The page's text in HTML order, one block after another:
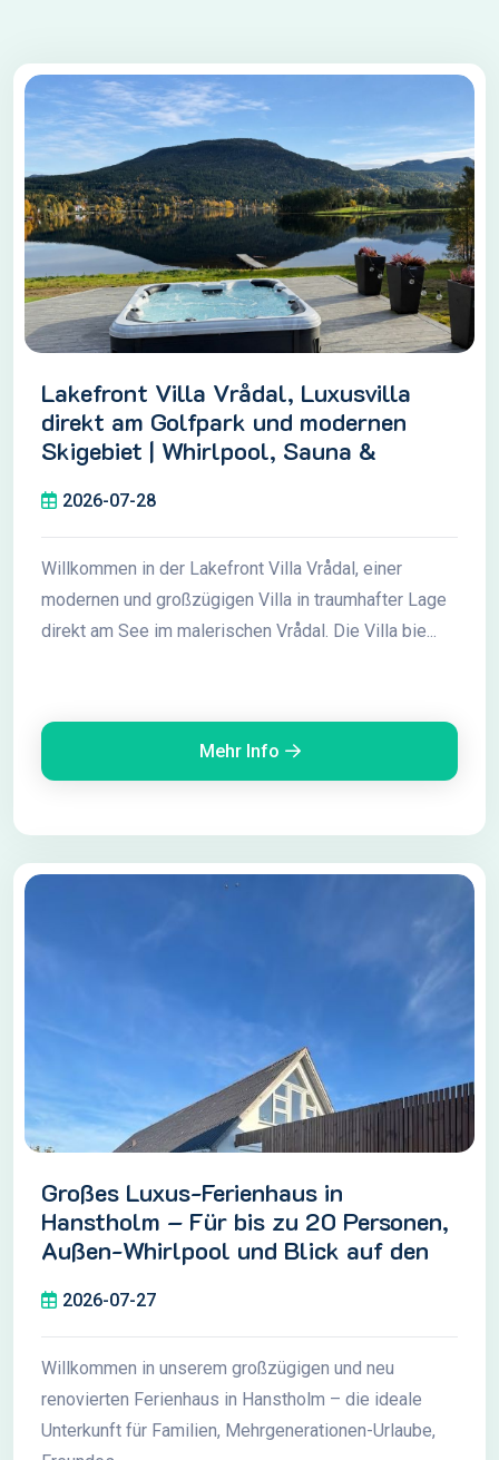
Lakefront Villa Vrådal, Luxusvilla
direkt am Golfpark und modernen
Skigebiet | Whirlpool, Sauna &
2026-07-28
Willkommen in der Lakefront Villa Vrådal, einer
modernen und großzügigen Villa in traumhafter Lage
direkt am See im malerischen Vrådal. Die Villa bie...
Mehr Info
Großes Luxus-Ferienhaus in
Hanstholm – Für bis zu 20 Personen,
Außen-Whirlpool und Blick auf den
2026-07-27
Willkommen in unserem großzügigen und neu
renovierten Ferienhaus in Hanstholm – die ideale
Unterkunft für Familien, Mehrgenerationen-Urlaube,